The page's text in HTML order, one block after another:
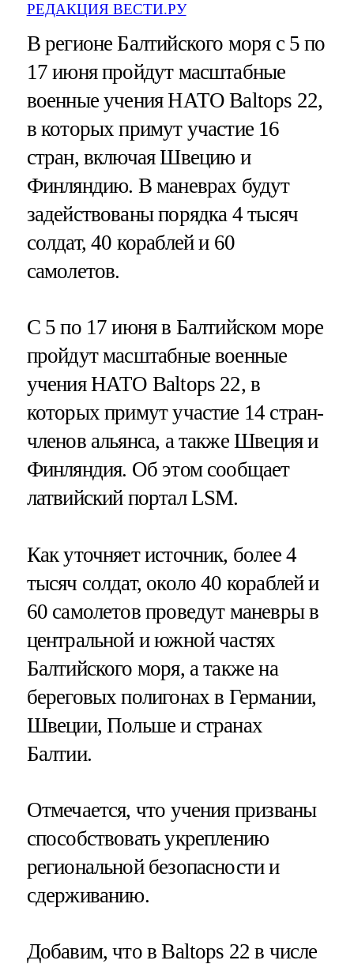
РЕДАКЦИЯ ВЕСТИ.РУ
В регионе Балтийского моря с 5 по
17 июня пройдут масштабные
военные учения НАТО Baltops 22,
в которых примут участие 16
стран, включая Швецию и
Финляндию. В маневрах будут
задействованы порядка 4 тысяч
солдат, 40 кораблей и 60
самолетов.
С 5 по 17 июня в Балтийском море
пройдут масштабные военные
учения НАТО Baltops 22, в
которых примут участие 14 стран-
членов альянса, а также Швеция и
Финляндия. Об этом сообщает
латвийский портал LSM.
Как уточняет источник, более 4
тысяч солдат, около 40 кораблей и
60 самолетов проведут маневры в
центральной и южной частях
Балтийского моря, а также на
береговых полигонах в Германии,
Швеции, Польше и странах
Балтии.
Отмечается, что учения призваны
способствовать укреплению
региональной безопасности и
сдерживанию.
Добавим, что в Baltops 22 в числе